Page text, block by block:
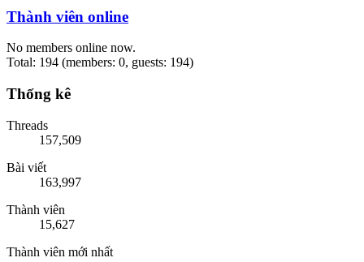
Thành viên online
No members online now.
Total: 194 (members: 0, guests: 194)
Thống kê
Threads
157,509
Bài viết
163,997
Thành viên
15,627
Thành viên mới nhất